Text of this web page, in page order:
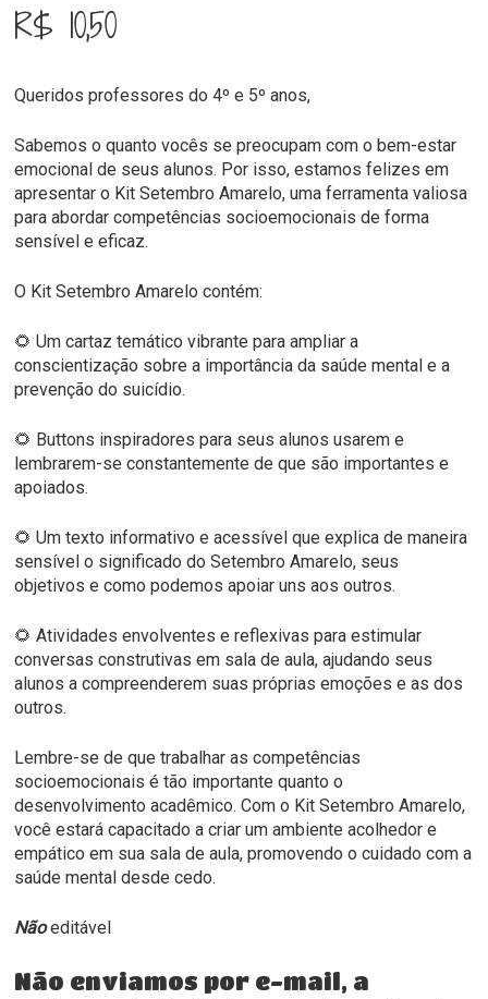
R$ 10,50
Queridos professores do 4º e 5º anos,
Sabemos o quanto vocês se preocupam com o bem-estar
emocional de seus alunos. Por isso, estamos felizes em
apresentar o Kit Setembro Amarelo, uma ferramenta valiosa
para abordar competências socioemocionais de forma
sensível e eficaz.
O Kit Setembro Amarelo contém:
🌻 Um cartaz temático vibrante para ampliar a
conscientização sobre a importância da saúde mental e a
prevenção do suicídio.
🌻 Buttons inspiradores para seus alunos usarem e
lembrarem-se constantemente de que são importantes e
apoiados.
🌻 Um texto informativo e acessível que explica de maneira
sensível o significado do Setembro Amarelo, seus
objetivos e como podemos apoiar uns aos outros.
🌻 Atividades envolventes e reflexivas para estimular
conversas construtivas em sala de aula, ajudando seus
alunos a compreenderem suas próprias emoções e as dos
outros.
Lembre-se de que trabalhar as competências
socioemocionais é tão importante quanto o
desenvolvimento acadêmico. Com o Kit Setembro Amarelo,
você estará capacitado a criar um ambiente acolhedor e
empático em sua sala de aula, promovendo o cuidado com a
saúde mental desde cedo.
Nãoeditável
Não enviamos por e-mail, a